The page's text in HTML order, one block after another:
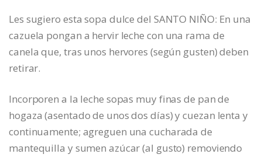
Les sugiero esta sopa dulce del SANTO NIÑO: En una
cazuela pongan a hervir leche con una rama de
canela que, tras unos hervores (según gusten) deben
retirar.
Incorporen a la leche sopas muy finas de pan de
hogaza (asentado de unos dos días) y cuezan lenta y
continuamente; agreguen una cucharada de
mantequilla y sumen azúcar (al gusto) removiendo